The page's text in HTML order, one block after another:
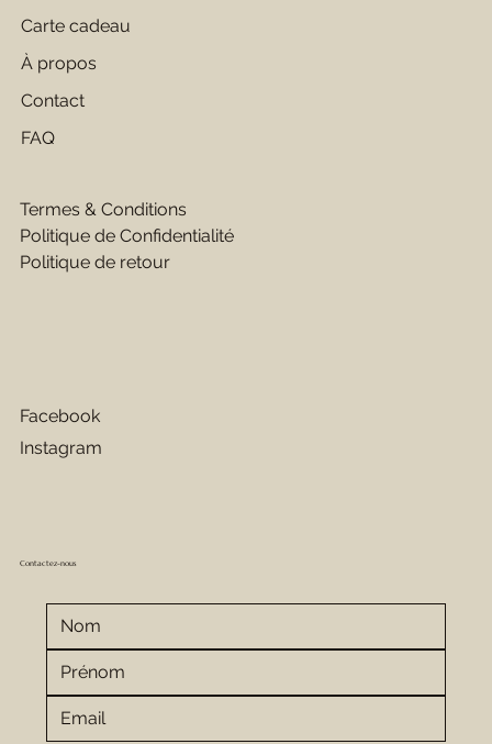
Carte cadeau
À propos
Contact
FAQ
Termes & Conditions
Politique de Confidentialité
Politique de retour
Facebook
Instagram
Contactez-nous